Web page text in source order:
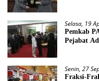
Selasa, 19
Pemkab
Pejabat
Senin, 27
Fraksi-